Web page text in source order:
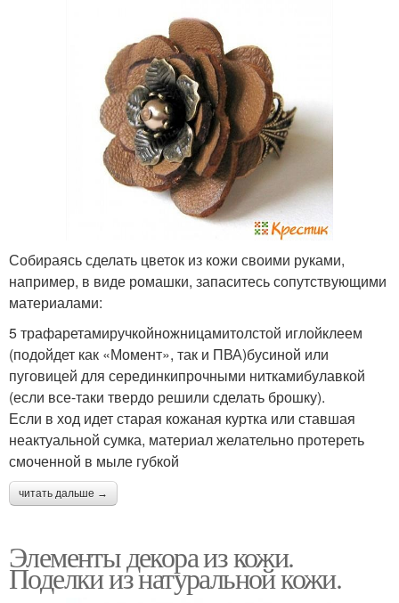
Собираясь сделать цветок из кожи своими руками,
например, в виде ромашки, запаситесь сопутствующими
материалами:
5 трафаретамиручкойножницамитолстой иглойклеем
(подойдет как «Момент», так и ПВА)бусиной или
пуговицей для серединкипрочными ниткамибулавкой
(если все-таки твердо решили сделать брошку).
Если в ход идет старая кожаная куртка или ставшая
неактуальной сумка, материал желательно протереть
смоченной в мыле губкой
читать дальше →
Элементы декора из кожи.
Поделки из натуральной кожи.